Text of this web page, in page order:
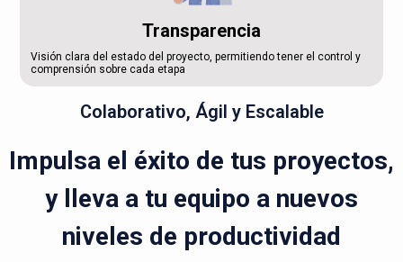
Transparencia
Visión clara del estado del proyecto, permitiendo tener el control y
comprensión sobre cada etapa
Colaborativo, Ágil y Escalable
Impulsa el éxito de tus proyectos,
y lleva a tu equipo a nuevos
niveles de productividad